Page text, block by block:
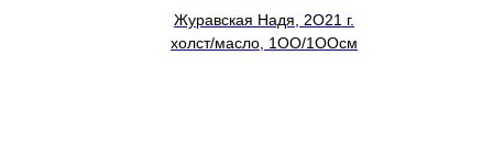
Журавская Надя, 2О21 г.
холст/масло, 1ОО/1ООсм